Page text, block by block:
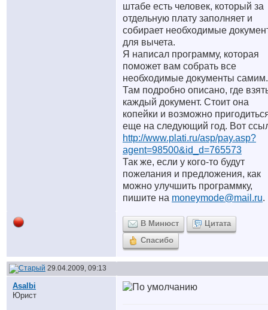
штабе есть человек, который за
отдельную плату заполняет и
собирает необходимые
для вычета.
Я написал программу, которая
поможет вам собрать все
необходимые документы самим.
Там подробно описано, где
каждый документ. Стоит она
копейки и возможно
еще на следующий год. Вот
http://www.plati.ru/asp/pay.asp?
agent=98500&id_d=765573
Так же, если у кого-то будут
пожелания и предложения, как
можно улучшить программку,
пишите на moneymode@mail.ru.
В Минюст
Цитата
Спасибо
29.04.2009, 09:13
Asalbi
Юрист